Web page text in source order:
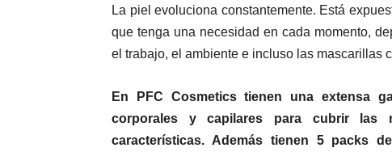
La piel evoluciona constantemente. Está
que tenga una necesidad en cada momento,
el trabajo, el ambiente e incluso las mascarillas
En PFC Cosmetics tienen una extensa
corporales y capilares para cubrir las
características. Además tienen
5 packs